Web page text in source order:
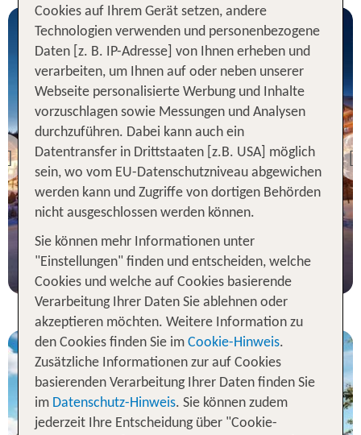
Previous
Krakau
Hotel Golebiewski
Karpacz
95 % Weiterempfehlung
p.P. ab 205 €
Cookies auf Ihrem Gerät setzen, andere
Technologien verwenden und personenbezogene
Daten [z. B. IP-Adresse] von Ihnen erheben und
verarbeiten, um Ihnen auf oder neben unserer
Webseite personalisierte Werbung und Inhalte
vorzuschlagen sowie Messungen und Analysen
durchzuführen. Dabei kann auch ein
Datentransfer in Drittstaaten [z.B. USA] möglich
sein, wo vom EU-Datenschutzniveau abgewichen
werden kann und Zugriffe von dortigen Behörden
nicht ausgeschlossen werden können.
Sie können mehr Informationen unter
"Einstellungen" finden und entscheiden, welche
Cookies und welche auf Cookies basierende
Verarbeitung Ihrer Daten Sie ablehnen oder
akzeptieren möchten. Weitere Information zu
den Cookies finden Sie im Cookie-Hinweis.
Zusätzliche Informationen zur auf Cookies
basierenden Verarbeitung Ihrer Daten finden Sie
im Datenschutz-Hinweis. Sie können zudem
jederzeit Ihre Entscheidung über "Cookie-